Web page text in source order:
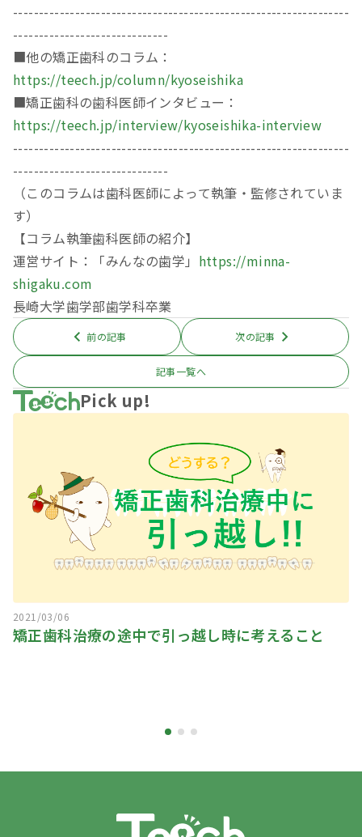
-----------------------------------------------------------------
------------------------------
■他の矯正歯科のコラム：
https://teech.jp/column/kyoseishika
■矯正歯科の歯科医師インタビュー：
https://teech.jp/interview/kyoseishika-interview
-----------------------------------------------------------------
------------------------------
（このコラムは歯科医師によって執筆・監修されていま
す）
【コラム執筆歯科医師の紹介】
運営サイト：「みんなの歯学」 https://minna-
shigaku.com
長崎大学歯学部歯学科卒業
前の記事
記事一覧へ
次の記事
Pick up!
2021/03/06
矯正歯科治療の途中で引っ越し時に考えること